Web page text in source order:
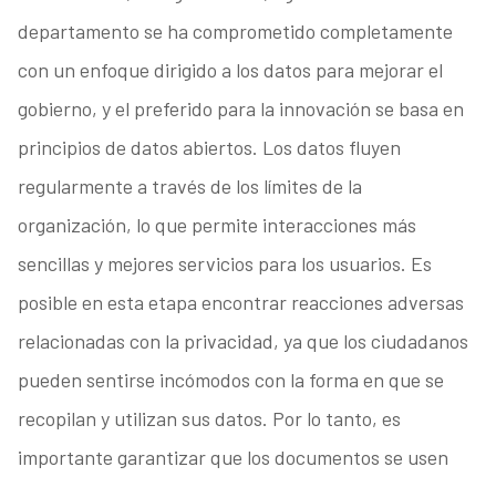
departamento se ha comprometido completamente
con un enfoque dirigido a los datos para mejorar el
gobierno, y el preferido para la innovación se basa en
principios de datos abiertos. Los datos fluyen
regularmente a través de los límites de la
organización, lo que permite interacciones más
sencillas y mejores servicios para los usuarios. Es
posible en esta etapa encontrar reacciones adversas
relacionadas con la privacidad, ya que los ciudadanos
pueden sentirse incómodos con la forma en que se
recopilan y utilizan sus datos. Por lo tanto, es
importante garantizar que los documentos se usen